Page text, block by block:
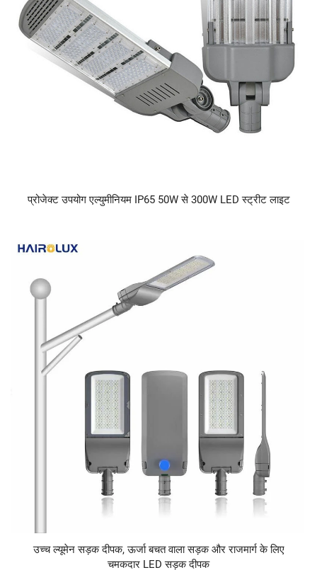
प्रोजेक्ट उपयोग एल्युमीनियम IP65 50W से 300W LED स्ट्रीट लाइट
उच्च ल्यूमेन सड़क दीपक, ऊर्जा बचत वाला सड़क और राजमार्ग के लिए
चमकदार LED सड़क दीपक